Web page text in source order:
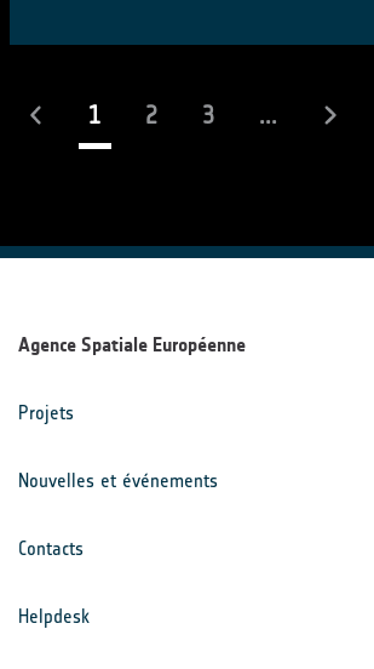
1(actuel)
2 3 ...
Agence Spatiale Européenne
Projets
Nouvelles et événements
Contacts
Helpdesk